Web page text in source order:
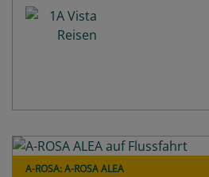
A-ROSA: A-ROSA ALEA